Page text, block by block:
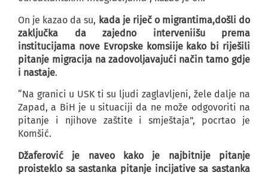
On je kazao da su, kada je riječ o migrantima,došli do
zaključka da zajedno interveniišu prema
institucijama nove Evropske komsiije kako bi riješili
pitanje migracija na zadovoljavajući način tamo gdje
i nastaje.
“Na granici u USK ti su ljudi zaglavljeni, žele dalje na
Zapad, a BiH je u situaciji da ne može odgovoriti na
pitanje i njihove zaštite i smještaja”, pocrtao je
Komšić.
Džaferović je naveo kako je najbitnije pitanje
proisteklo sa sastanka pitanje incijative sa sastanka